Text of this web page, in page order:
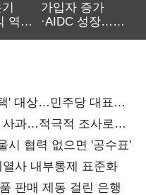
역대
가입자 증가
·AIDC 성장…
' 대상…민주당 대표로
사과…적극적 조사로
시 협력 없으면 '공수표'
사 내부통제 표준화
판매 제동 걸린 은행